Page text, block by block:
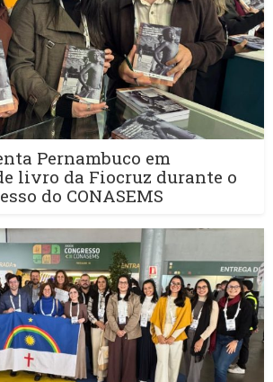
Pernambuco em
livro da Fiocruz durante o
do CONASEMS